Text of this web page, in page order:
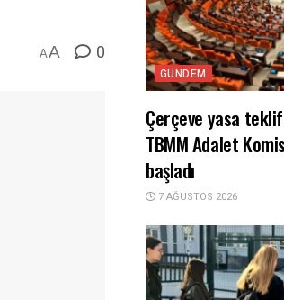
AA 0
GÜNDEM
Çerçeve yasa
TBMM Adalet
başladı
7 AĞUSTOS 2026